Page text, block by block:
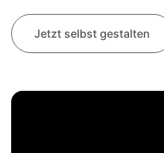
Jetzt selbst gestalten